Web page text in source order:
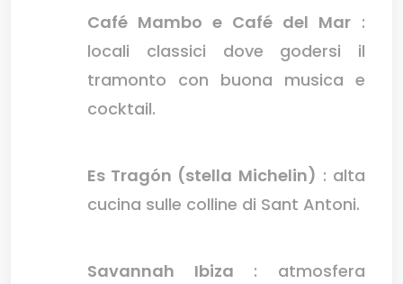
Café Mambo e Café del Mar :
locali classici dove godersi il
tramonto con buona musica e
cocktail.
Es Tragón (stella Michelin) : alta
cucina sulle colline di Sant Antoni.
Savannah Ibiza : atmosfera